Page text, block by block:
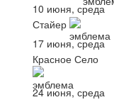
10 июня, среда
Стайер
17 июня, среда
Красное Село
24 июня, среда